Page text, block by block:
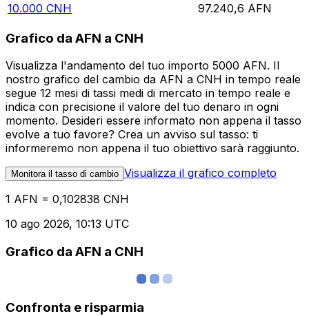
10.000 CNH 97.240,6 AFN
Grafico da AFN a CNH
Visualizza l'andamento del tuo importo 5000 AFN. Il
nostro grafico del cambio da AFN a CNH in tempo reale
segue 12 mesi di tassi medi di mercato in tempo reale e
indica con precisione il valore del tuo denaro in ogni
momento. Desideri essere informato non appena il tasso
evolve a tuo favore? Crea un avviso sul tasso: ti
informeremo non appena il tuo obiettivo sarà raggiunto.
Monitora il tasso di cambio Visualizza il grafico completo
1 AFN = 0,102838 CNH
10 ago 2026, 10:13 UTC
Grafico da AFN a CNH
Confronta e risparmia